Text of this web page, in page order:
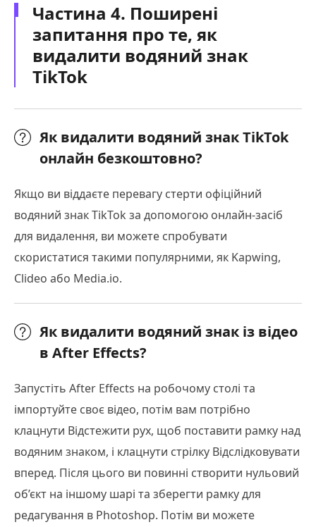
Частина 4. Поширені
запитання про те, як
видалити водяний знак
TikTok
Як видалити водяний знак TikTok
онлайн безкоштовно?
Якщо ви віддаєте перевагу стерти офіційний
водяний знак TikTok за допомогою онлайн-засіб
для видалення, ви можете спробувати
скористатися такими популярними, як Kapwing,
Clideo або Media.io.
Як видалити водяний знак із відео
в After Effects?
Запустіть After Effects на робочому столі та
імпортуйте своє відео, потім вам потрібно
клацнути Відстежити рух, щоб поставити рамку над
водяним знаком, і клацнути стрілку Відслідковувати
вперед. Після цього ви повинні створити нульовий
об’єкт на іншому шарі та зберегти рамку для
редагування в Photoshop. Потім ви можете